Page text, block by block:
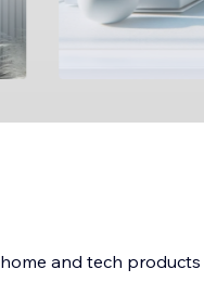
and tech products